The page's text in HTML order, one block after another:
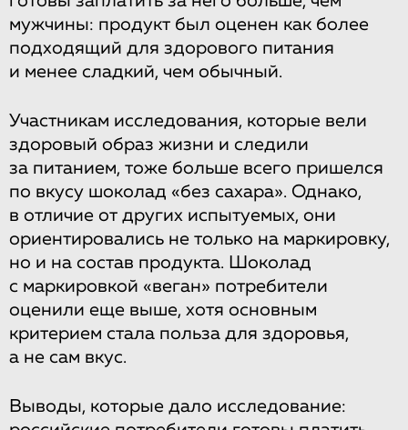
мужчины: продукт был оценен как более
подходящий для здорового питания
и менее сладкий, чем обычный.
Участникам исследования, которые вели
здоровый образ жизни и следили
за питанием, тоже больше всего пришелся
по вкусу шоколад «без сахара». Однако,
в отличие от других испытуемых, они
ориентировались не только на маркировку,
но и на состав продукта. Шоколад
с маркировкой «веган» потребители
оценили еще выше, хотя основным
критерием стала польза для здоровья,
а не сам вкус.
Выводы, которые дало исследование: